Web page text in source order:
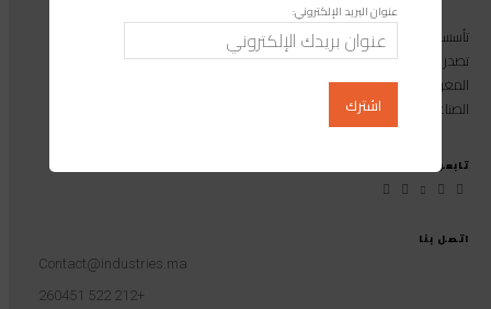
اتصل بنا
Contact@industries.ma
+212 522 260451
تأسست مجموعة إندوستريكوم عام 2013، وهي مجموعة إعلامية متخصصة
تصدر المجلة الرائدة المخصصة للصناعة والاستثمار والابتكار: مجلة «صناعة
المغرب»، بالإضافة إلى أول منصة رقمية موجهة لخدمة المهنيين في القطاع
الصناعي.
تابعونا على
عنوان البريد الإلكتروني: